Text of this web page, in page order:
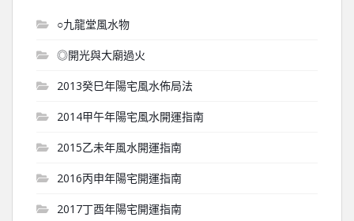
○九龍堂風水物
◎開光與大廟過火
2013癸巳年陽宅風水佈局法
2014甲午年陽宅風水開運指南
2015乙未年風水開運指南
2016丙申年陽宅開運指南
2017丁酉年陽宅開運指南